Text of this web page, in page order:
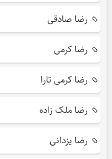
رضا صادقی
رضا کرمی
رضا کرمی تارا
رضا ملک زاده
رضا یزدانی